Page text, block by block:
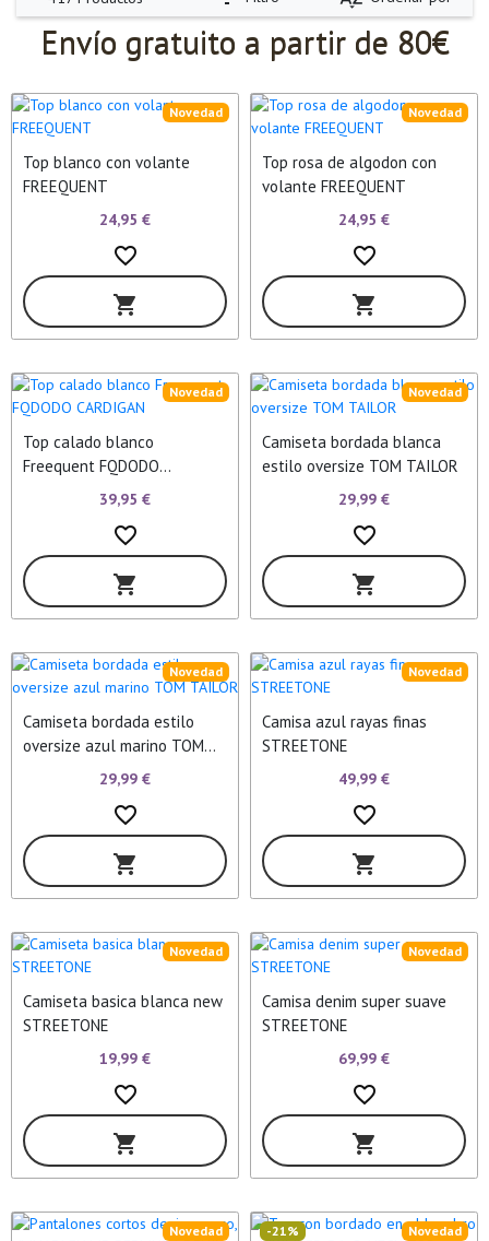
Envío gratuito a partir de 80€
Top blanco con volante
FREEQUENT
Novedad
24,95 €
favorite_border
shopping_cart
Top rosa de algodon con
volante FREEQUENT
Novedad
24,95 €
favorite_border
shopping_cart
Top calado blanco
Freequent FQDODO
Novedad
39,95 €
favorite_border
shopping_cart
Camiseta bordada blanca
estilo oversize TOM TAILOR
Novedad
29,99 €
favorite_border
shopping_cart
Camiseta bordada estilo
oversize azul marino TOM
Novedad
29,99 €
favorite_border
shopping_cart
Camisa azul rayas finas
STREETONE
Novedad
49,99 €
favorite_border
shopping_cart
Camiseta basica blanca new
STREETONE
Novedad
19,99 €
favorite_border
shopping_cart
Camisa denim super suave
STREETONE
Novedad
69,99 €
favorite_border
shopping_cart
Novedad Novedad
-21%